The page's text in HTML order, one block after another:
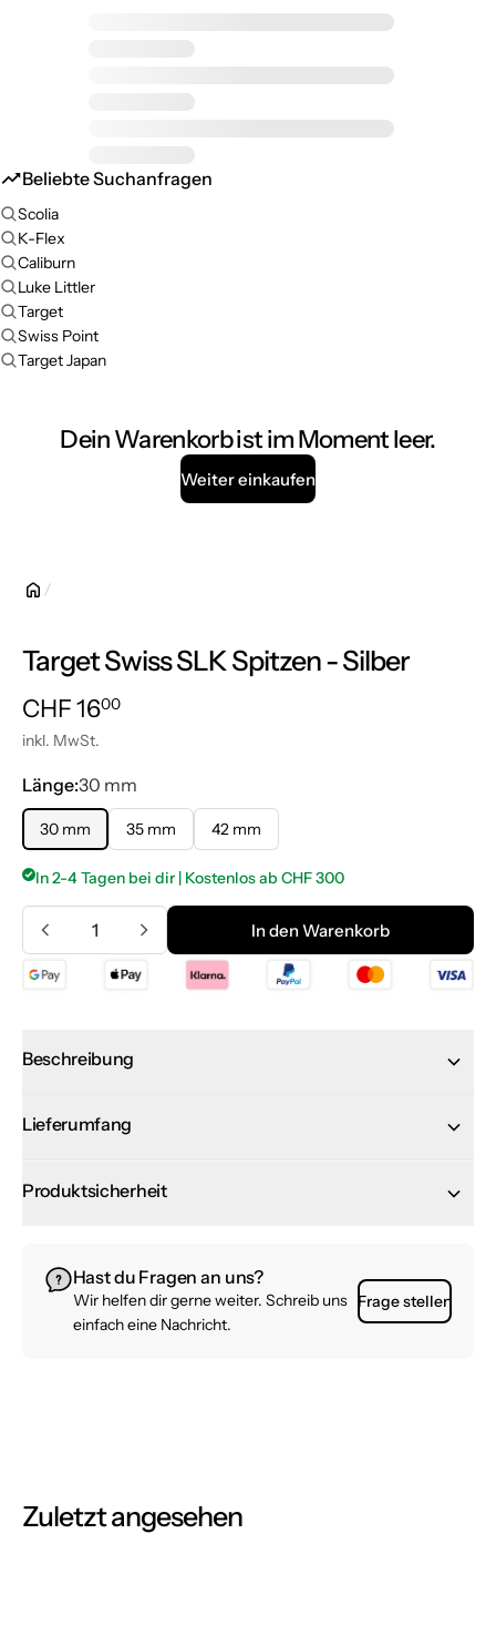
Beliebte Suchanfragen
Scolia
K-Flex
Caliburn
Luke Littler
Target
Swiss Point
Target Japan
Dein Warenkorb ist im Moment leer.
Weiter einkaufen
Target Swiss SLK Spitzen - Silber
Normalpreis
CHF 1600CHF 16.00
inkl. MwSt.
Länge:30 mm
30 mm 35 mm 42 mm
In 2-4 Tagen bei dir | Kostenlos ab CHF 300
Menge
In den Warenkorb
In den Warenkorb
Beschreibung
Lieferumfang
Produktsicherheit
Hast du Fragen an uns?
Wir helfen dir gerne weiter. Schreib uns
einfach eine Nachricht.
Frage stellen
Zuletzt angesehen